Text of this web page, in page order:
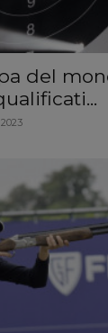
del